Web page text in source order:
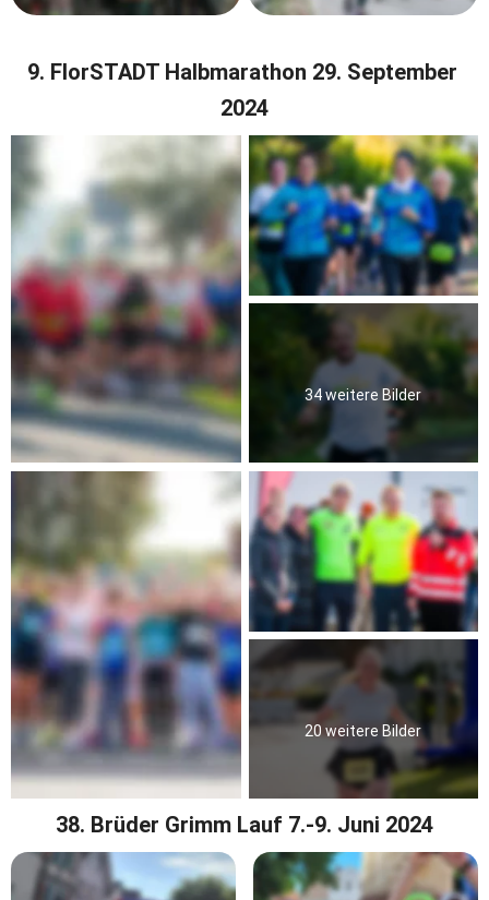
9. FlorSTADT Halbmarathon 29. September
2024
34 weitere Bilder
20 weitere Bilder
38. Brüder Grimm Lauf 7.-9. Juni 2024